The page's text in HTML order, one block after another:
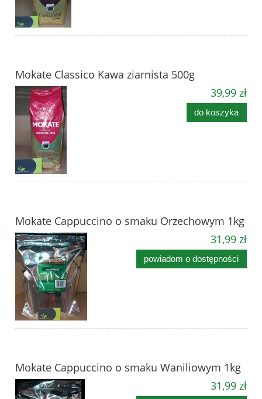
Mokate Classico Kawa ziarnista 500g
39,99 zł
do koszyka
Mokate Cappuccino o smaku Orzechowym 1kg
31,99 zł
powiadom o dostępności
Mokate Cappuccino o smaku Waniliowym 1kg
31,99 zł